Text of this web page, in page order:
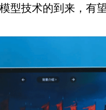
型技术的到来，有